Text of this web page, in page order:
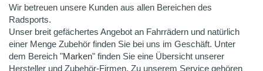
Wir betreuen unsere Kunden aus allen Bereichen des
Radsports.
Unser breit gefächertes Angebot an Fahrrädern und natürlich
einer Menge Zubehör finden Sie bei uns im Geschäft. Unter
dem Bereich "Marken" finden Sie eine Übersicht unserer
Hersteller und Zubehör-Firmen. Zu unserem Service gehören